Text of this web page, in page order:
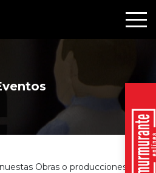
Obras o producciones